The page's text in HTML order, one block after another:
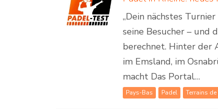
„Dein nächstes
seine Besucher – und
berechnet. Hinter der
im Emsland, im
macht Das Portal…
Pays-Bas Padel Terrains